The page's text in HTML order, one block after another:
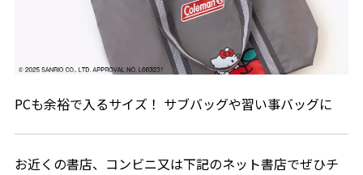
PCも余裕で入るサイズ！ サブバッグや習い事バッグに
お近くの書店、コンビニ又は下記のネット書店でぜひチ